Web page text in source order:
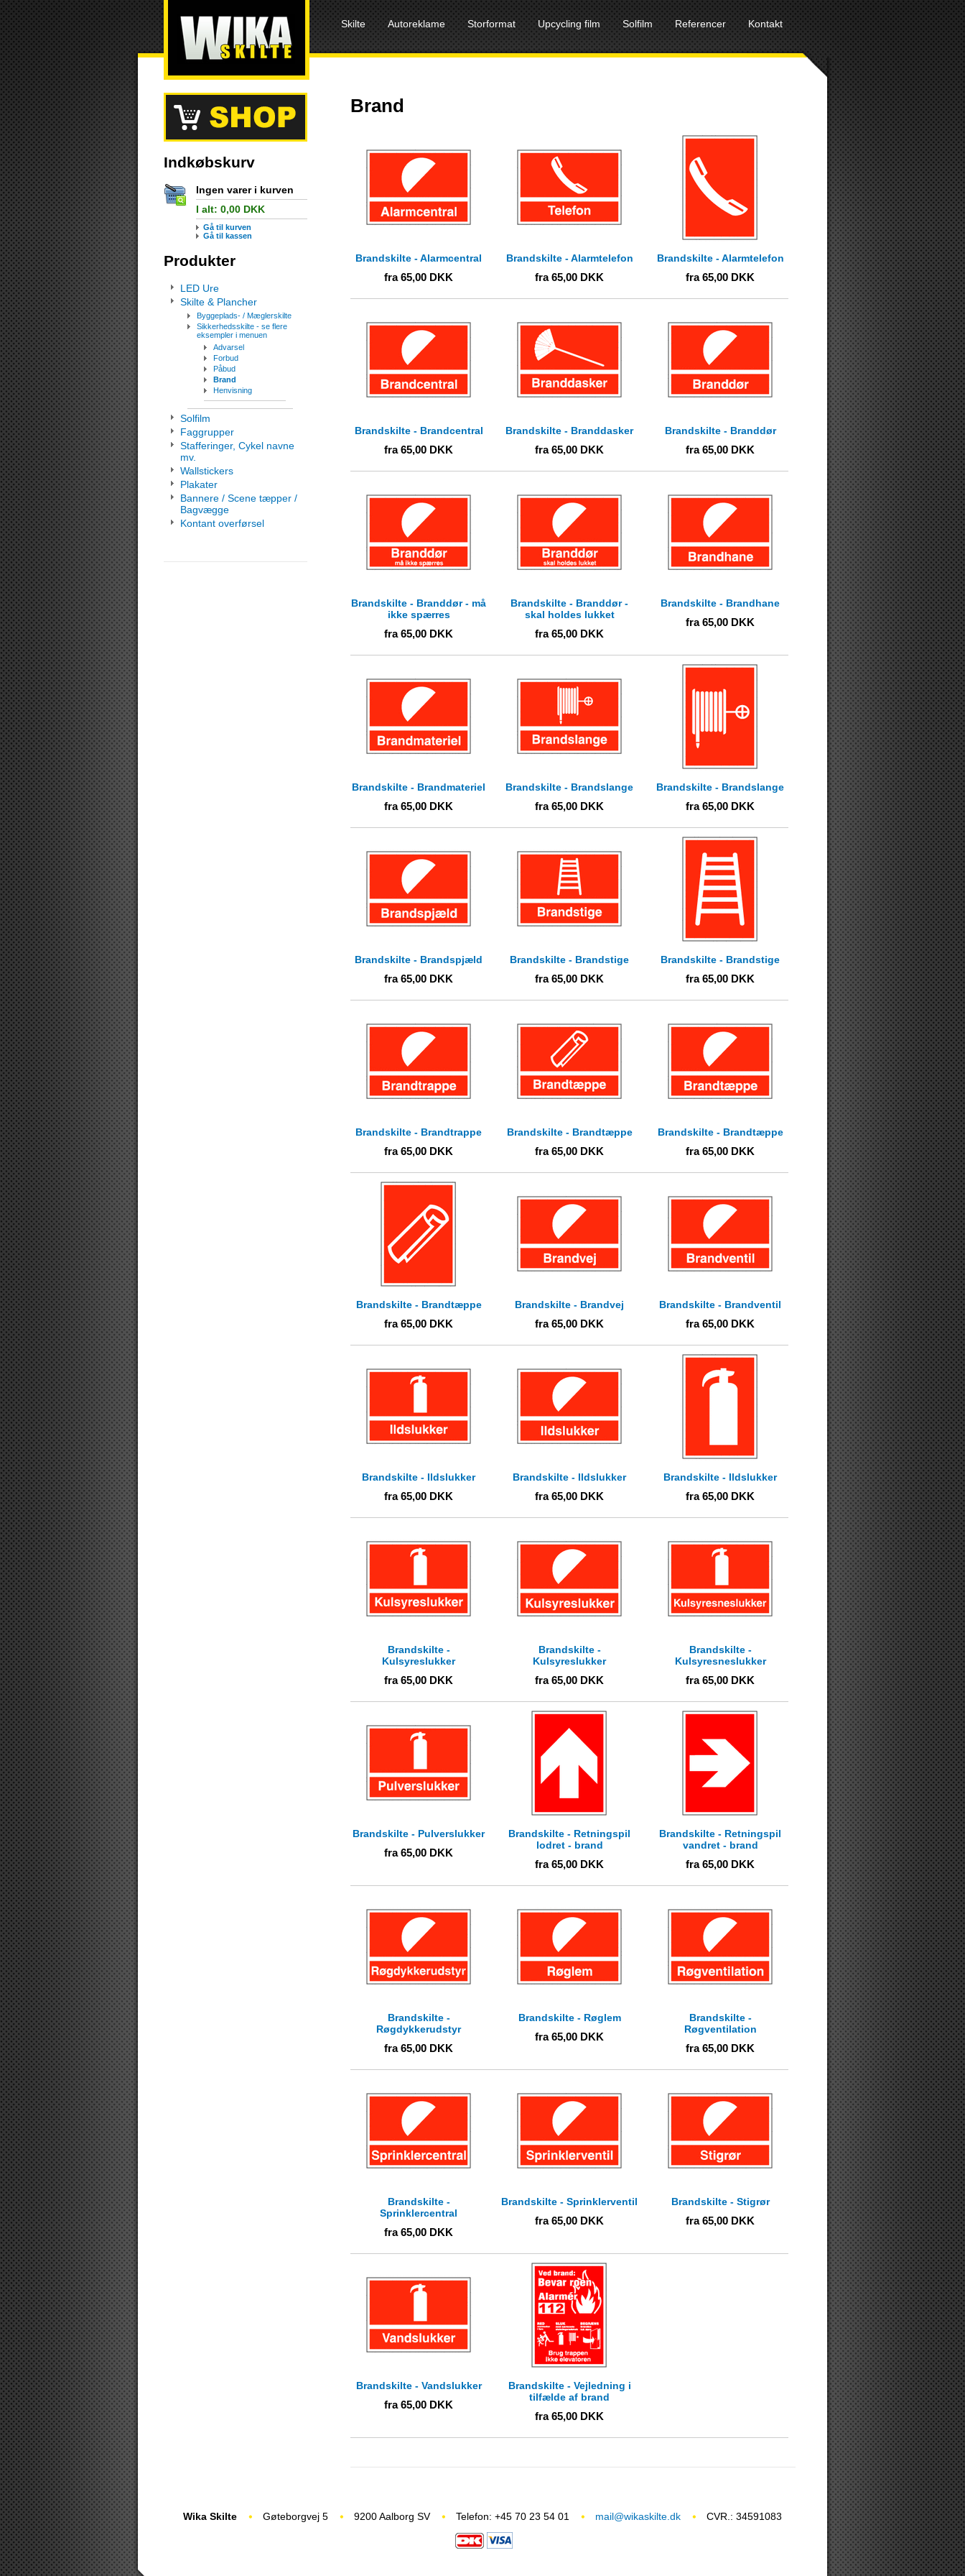
Skilte Autoreklame Storformat Upcycling film Solfilm Referencer Kontakt
Indkøbskurv
Ingen varer i kurven
I alt: 0,00 DKK
Gå til kurven
Gå til kassen
Produkter
LED Ure
Skilte & Plancher
Byggeplads- / Mæglerskilte
Sikkerhedsskilte - se flere
eksempler i menuen
Advarsel
Forbud
Påbud
Brand
Henvisning
Solfilm
Faggrupper
Stafferinger, Cykel navne
mv.
Wallstickers
Plakater
Bannere / Scene tæpper /
Bagvægge
Kontant overførsel
Brand
Brandskilte - Alarmcentral
fra65,00 DKK
Brandskilte - Alarmtelefon
fra65,00 DKK
Brandskilte - Alarmtelefon
fra65,00 DKK
Brandskilte - Brandcentral
fra65,00 DKK
Brandskilte - Branddasker
fra65,00 DKK
Brandskilte - Branddør
fra65,00 DKK
Brandskilte - Branddør - må
ikke spærres
fra65,00 DKK
Brandskilte - Branddør -
skal holdes lukket
fra65,00 DKK
Brandskilte - Brandhane
fra65,00 DKK
Brandskilte - Brandmateriel
fra65,00 DKK
Brandskilte - Brandslange
fra65,00 DKK
Brandskilte - Brandslange
fra65,00 DKK
Brandskilte - Brandspjæld
fra65,00 DKK
Brandskilte - Brandstige
fra65,00 DKK
Brandskilte - Brandstige
fra65,00 DKK
Brandskilte - Brandtrappe
fra65,00 DKK
Brandskilte - Brandtæppe
fra65,00 DKK
Brandskilte - Brandtæppe
fra65,00 DKK
Brandskilte - Brandtæppe
fra65,00 DKK
Brandskilte - Brandvej
fra65,00 DKK
Brandskilte - Brandventil
fra65,00 DKK
Brandskilte - Ildslukker
fra65,00 DKK
Brandskilte - Ildslukker
fra65,00 DKK
Brandskilte - Ildslukker
fra65,00 DKK
Brandskilte -
Kulsyreslukker
fra65,00 DKK
Brandskilte -
Kulsyreslukker
fra65,00 DKK
Brandskilte -
Kulsyresneslukker
fra65,00 DKK
Brandskilte - Pulverslukker
fra65,00 DKK
Brandskilte - Retningspil
lodret - brand
fra65,00 DKK
Brandskilte - Retningspil
vandret - brand
fra65,00 DKK
Brandskilte -
Røgdykkerudstyr
fra65,00 DKK
Brandskilte - Røglem
fra65,00 DKK
Brandskilte -
Røgventilation
fra65,00 DKK
Brandskilte -
Sprinklercentral
fra65,00 DKK
Brandskilte - Sprinklerventil
fra65,00 DKK
Brandskilte - Stigrør
fra65,00 DKK
Brandskilte - Vandslukker
fra65,00 DKK
Brandskilte - Vejledning i
tilfælde af brand
fra65,00 DKK
Wika Skilte Gøteborgvej 5 9200 Aalborg SV Telefon: +45 70 23 54 01 mail@wikaskilte.dk CVR.: 34591083